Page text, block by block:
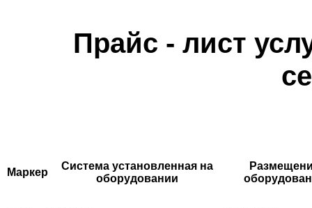
Прайс - лист
Маркер
Система установленная на
оборудовании